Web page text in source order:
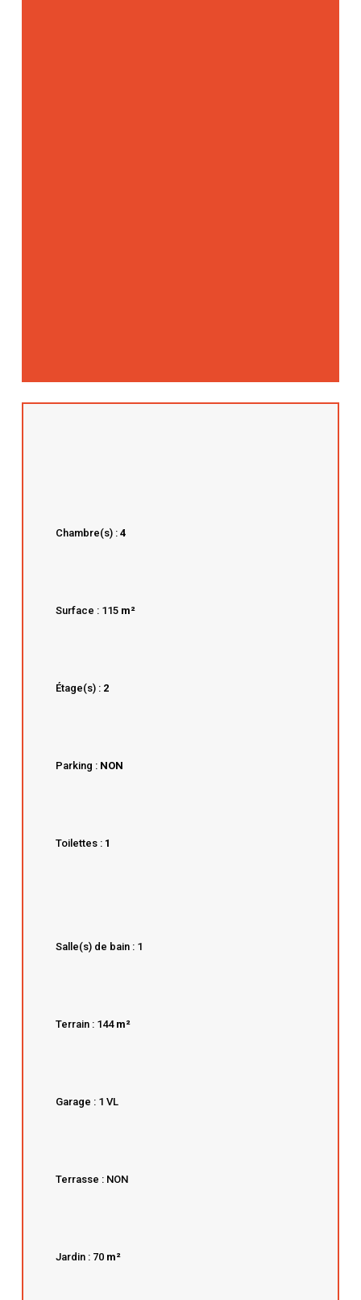
Chambre(s) :4
Surface : 115 m²
Étage(s) : 2
Parking : NON
Toilettes : 1
Salle(s) de bain : 1
Terrain : 144m²
Garage : 1 VL
Terrasse : NON
Jardin : 70 m²